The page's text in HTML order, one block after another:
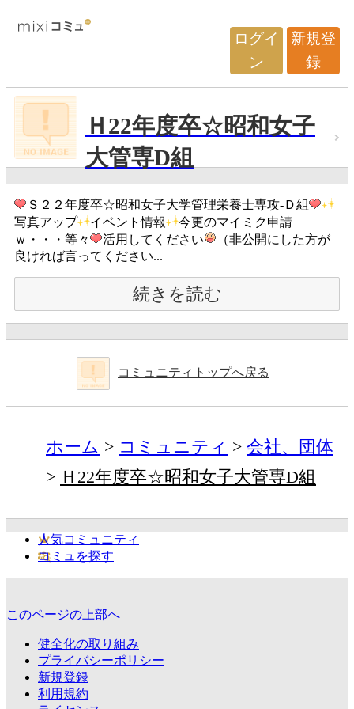
ログイ
ン
新規登
録
Ｈ22年度卒☆昭和女子
大管専D組
Ｓ２２年度卒☆昭和女子大学管理栄養士専攻-Ｄ組
写真アップ
イベント情報
今更のマイミク申請
ｗ・・・等々
活用してください
（非公開にした方が
良ければ言ってください...
続きを読む
コミュニティトップへ戻る
ホーム コミュニティ
会社、団体
Ｈ22年度卒☆昭和女子大管専D組
人気コミュニティ
コミュを探す
このページの上部へ
健全化の取り組み
プライバシーポリシー
新規登録
利用規約